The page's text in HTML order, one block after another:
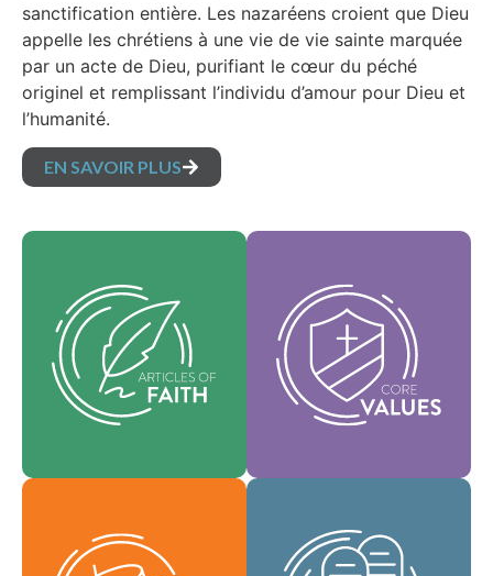
sanctification entière. Les nazaréens croient que Dieu
appelle les chrétiens à une vie de vie sainte marquée
par un acte de Dieu, purifiant le cœur du péché
originel et remplissant l’individu d’amour pour Dieu et
l’humanité.
EN SAVOIR PLUS
fondamentales et
exposent les vérités
essentielles qui
guident chaque
domaine de pratique.
identité et
soutiennent la vision
de notre
dénomination et
aident à façonner
Valeurs
mission définit qui
nous sommes,
En tant que
mondiale de foi, nous
porter la bonne
nouvelle de la vie en